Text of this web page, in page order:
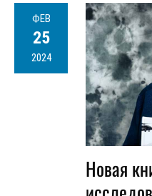
ФЕВ
25
2024
Новая